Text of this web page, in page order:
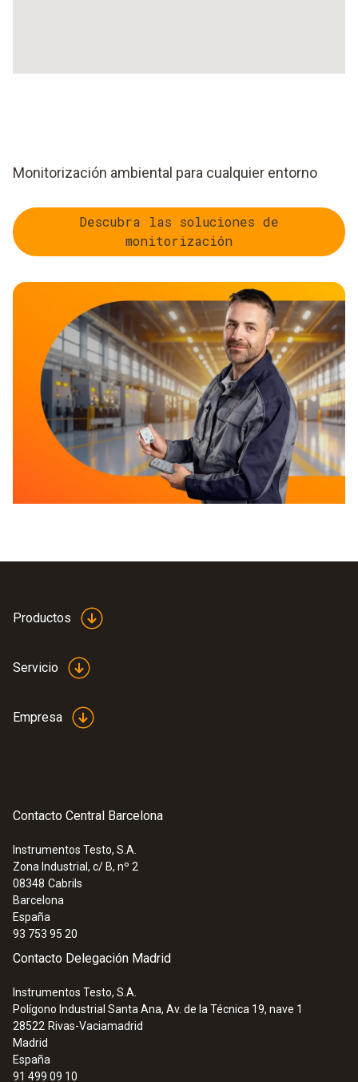
Monitorización ambiental para cualquier entorno
Descubra las soluciones de
monitorización
Productos
Servicio
Empresa
Contacto Central Barcelona
Instrumentos Testo, S.A.
Zona Industrial, c/ B, nº 2
08348 Cabrils
Barcelona
España
93 753 95 20
Contacto Delegación Madrid
Instrumentos Testo, S.A.
Polígono Industrial Santa Ana, Av. de la Técnica 19, nave 1
28522 Rivas-Vaciamadrid
Madrid
España
91 499 09 10